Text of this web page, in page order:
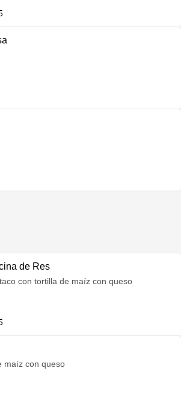
de Res
con tortilla de maíz con queso
maíz con queso